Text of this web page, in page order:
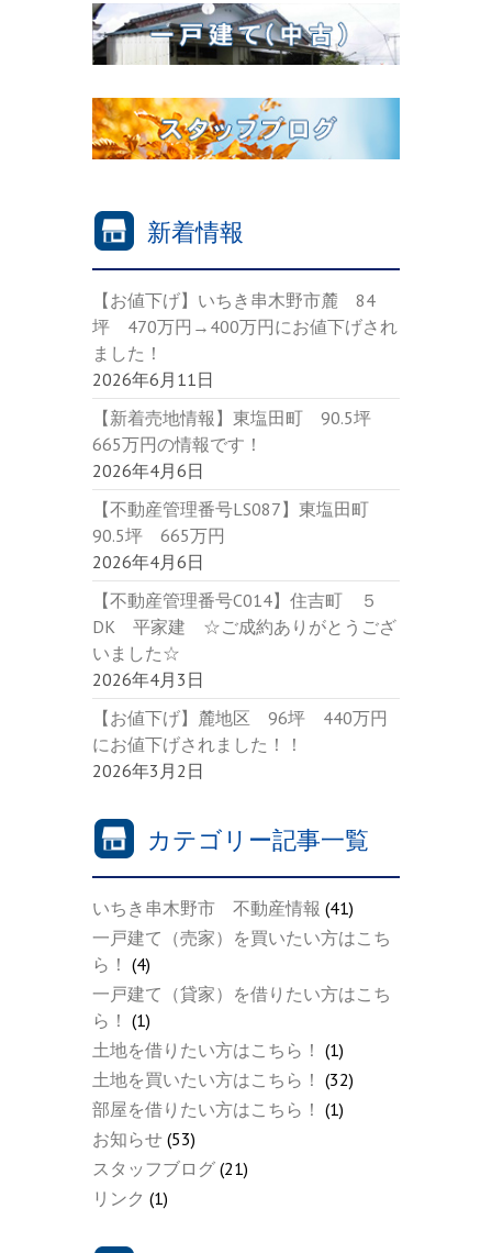
新着情報
【お値下げ】いちき串木野市麓 84
坪 470万円→400万円にお値下げされ
ました！
2026年6月11日
【新着売地情報】東塩田町 90.5坪
665万円の情報です！
2026年4月6日
【不動産管理番号LS087】東塩田町
90.5坪 665万円
2026年4月6日
【不動産管理番号C014】住吉町 ５
DK 平家建 ☆ご成約ありがとうござ
いました☆
2026年4月3日
【お値下げ】麓地区 96坪 440万円
にお値下げされました！！
2026年3月2日
カテゴリー記事一覧
いちき串木野市 不動産情報 (41)
一戸建て（売家）を買いたい方はこち
ら！ (4)
一戸建て（貸家）を借りたい方はこち
ら！ (1)
土地を借りたい方はこちら！ (1)
土地を買いたい方はこちら！ (32)
部屋を借りたい方はこちら！ (1)
お知らせ (53)
スタッフブログ (21)
リンク (1)